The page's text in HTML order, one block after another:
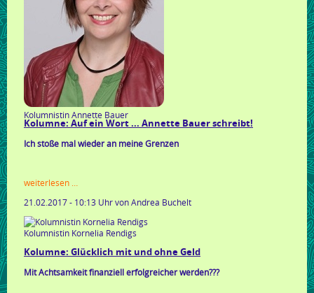
Kolumnistin Annette Bauer
Kolumne: Auf ein Wort ... Annette Bauer schreibt!
Ich stoße mal wieder an meine Grenzen
weiterlesen …
ein
...
annette
bauer
schreibt!
21.02.2017 - 10:13 Uhrvon Andrea Buchelt
Kolumnistin Kornelia Rendigs
Kolumne: Glücklich mit und ohne Geld
Mit Achtsamkeit finanziell erfolgreicher werden???